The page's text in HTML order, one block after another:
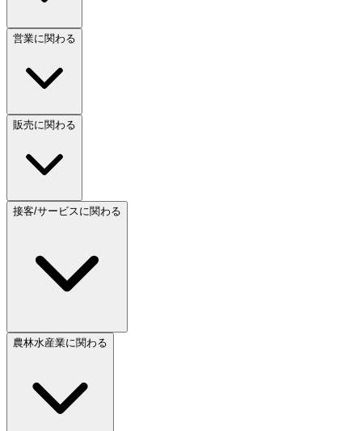
営業に関わる
販売に関わる
接客/サービスに関わる
農林水産業に関わる